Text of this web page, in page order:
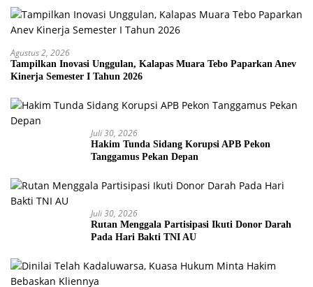
Agustus 2, 2026
Tampilkan Inovasi Unggulan, Kalapas Muara Tebo Paparkan Anev
Kinerja Semester I Tahun 2026
Juli 30, 2026
Hakim Tunda Sidang Korupsi APB Pekon
Tanggamus Pekan Depan
Juli 30, 2026
Rutan Menggala Partisipasi Ikuti Donor Darah
Pada Hari Bakti TNI AU